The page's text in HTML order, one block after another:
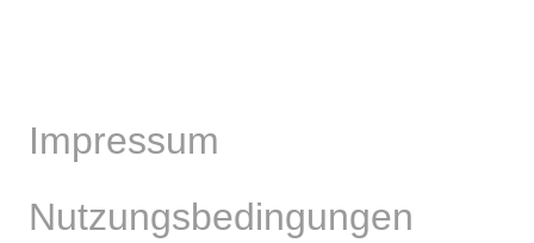
Impressum
Nutzungsbedingungen